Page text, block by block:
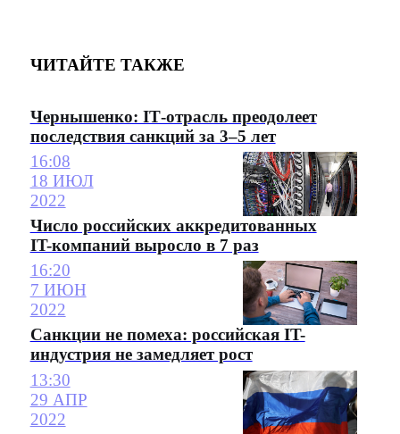
ЧИТАЙТЕ ТАКЖЕ
Чернышенко: IТ-отрасль преодолеет
последствия санкций за 3–5 лет
16:08
18 ИЮЛ
2022
Число российских аккредитованных
IT-компаний выросло в 7 раз
16:20
7 ИЮН
2022
Санкции не помеха: российская IT-
индустрия не замедляет рост
13:30
29 АПР
2022